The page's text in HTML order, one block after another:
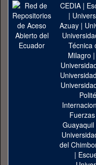
CEDIA|
|
Azuay|
Técnica
Milagro |
Guayaquil
del
|